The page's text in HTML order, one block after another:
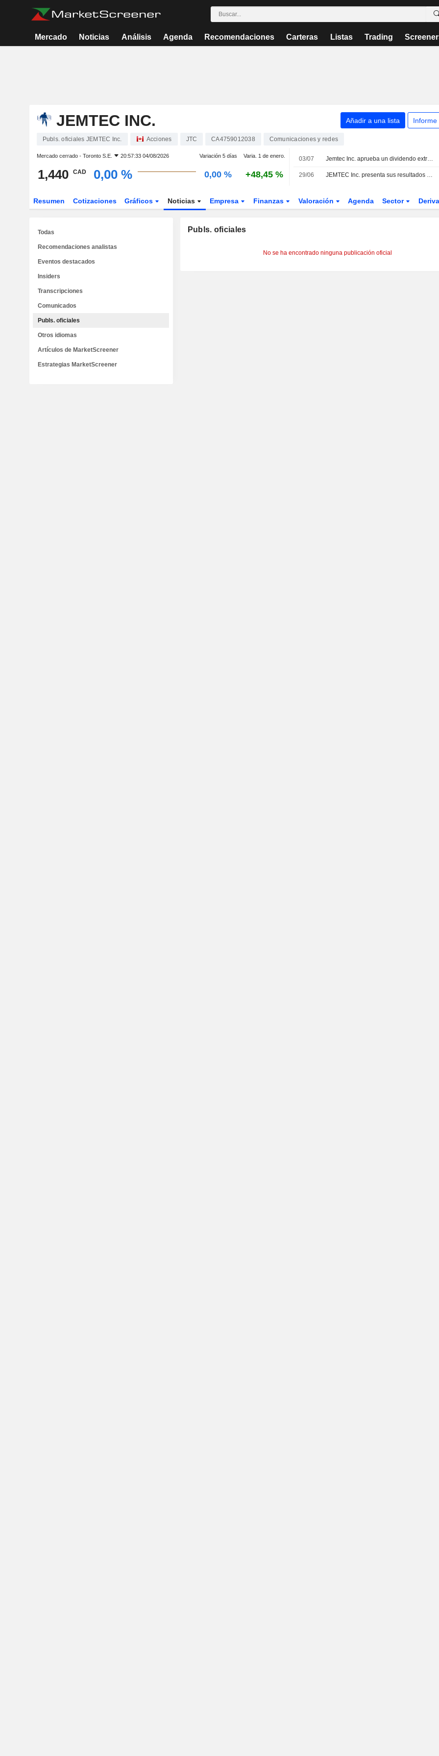
Mercado Noticias Análisis Agenda Recomendaciones Carteras Listas Trading
JEMTEC INC. Añadir a una lista Informe
Publs. oficiales JEMTEC Inc. Acciones JTC CA4759012038 Comunicaciones y redes
Mercado cerrado - Toronto S.E. 20:57:33 04/08/2026 Variación 5 días Varia. 1 de enero.
1,440 CAD 0,00 % 0,00 % +48,45 %
03/07 Jemtec Inc. aprueba un dividendo extraordinario que se abonará el 29 de julio de 2026
29/06 JEMTEC Inc. presenta sus resultados del tercer trimestre y de los nueve primeros meses de su ejercicio fiscal, finalizado el 30 de abril de 2026
Resumen Cotizaciones Gráficos Noticias Empresa Finanzas Valoración Agenda Sector
Publs. oficiales
No se ha encontrado ninguna publicación oficial
Todas
Recomendaciones analistas
Eventos destacados
Insiders
Transcripciones
Comunicados
Publs. oficiales
Otros idiomas
Artículos de MarketScreener
Estrategias MarketScreener